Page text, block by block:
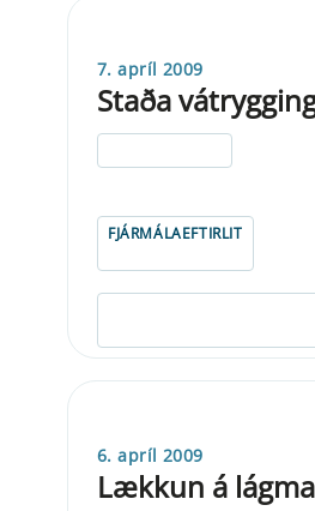
7. apríl 2009
Staða
FJÁRMÁLAEFTIRLIT
6. apríl 2009
Lækkun á